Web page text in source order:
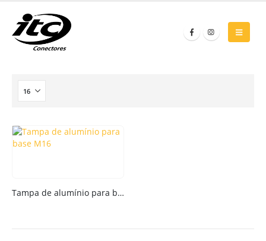
Tampa de alumínio para base M16